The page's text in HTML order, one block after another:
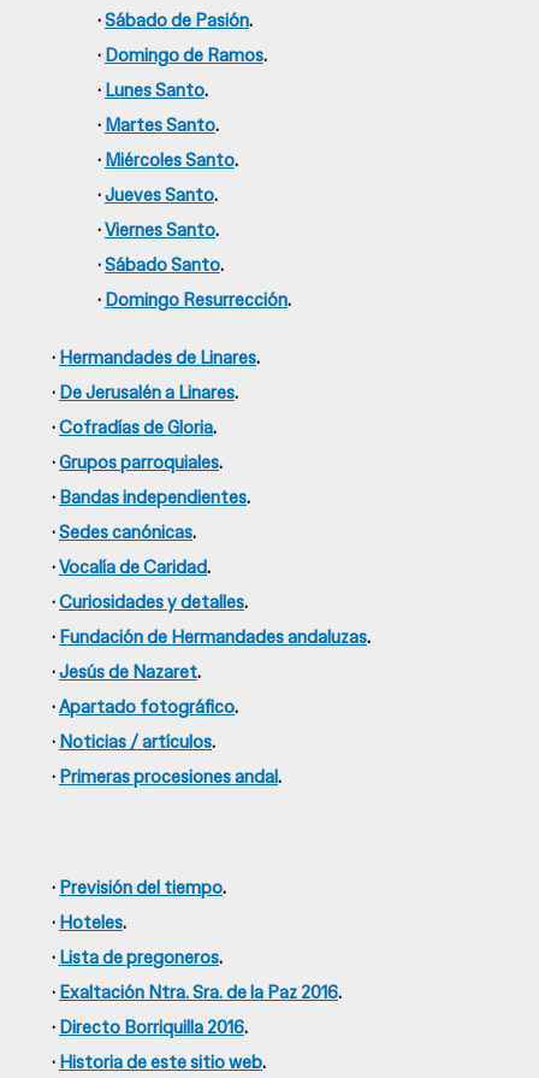
·Sábado de Pasión.
· Domingo de Ramos.
· Lunes Santo.
· Martes Santo.
· Miércoles Santo.
·Jueves Santo.
·Viernes Santo.
·Sábado Santo.
· Domingo Resurrección.
· Hermandades de Linares.
· De Jerusalén a Linares.
·Cofradías de Gloria.
·Grupos parroquiales.
· Bandas independientes.
·Sedes canónicas.
·Vocalía de Caridad.
·Curiosidades y detalles.
· Fundación de Hermandades andaluzas.
·Jesús de Nazaret.
·Apartado fotográfico.
· Noticias / artículos.
· Primeras procesiones andal.
· Previsión del tiempo.
· Hoteles.
· Lista de pregoneros.
· Exaltación Ntra. Sra. de la Paz 2016.
· Directo Borriquilla 2016.
· Historia de este sitio web.